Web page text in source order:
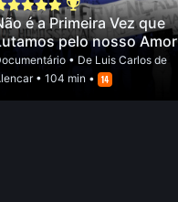
é a Primeira Vez que
pelo nosso Amor
• De Luis Carlos de
• 104 min •